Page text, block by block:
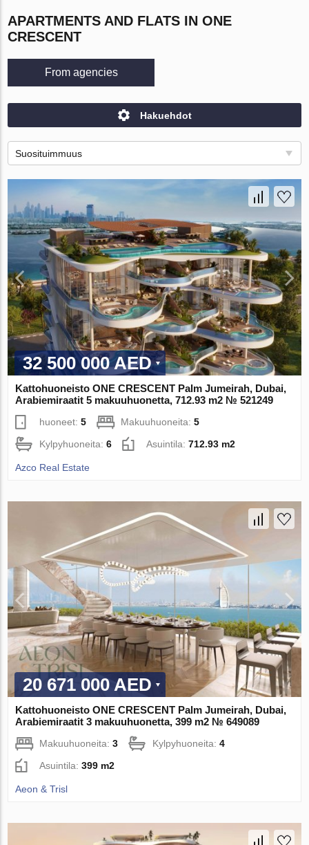
APARTMENTS AND FLATS IN ONE
CRESCENT
From agencies
Hakuehdot
Suosituimmuus
32 500 000 AED
Kattohuoneisto ONE CRESCENT Palm Jumeirah, Dubai,
Arabiemiraatit 5 makuuhuonetta, 712.93 m2 № 521249
huoneet:5 Makuuhuoneita:5
Kylpyhuoneita:6 Asuintila:712.93 m2
Azco Real Estate
20 671 000 AED
Kattohuoneisto ONE CRESCENT Palm Jumeirah, Dubai,
Arabiemiraatit 3 makuuhuonetta, 399 m2 № 649089
Makuuhuoneita:3 Kylpyhuoneita:4
Asuintila:399 m2
Aeon & Trisl